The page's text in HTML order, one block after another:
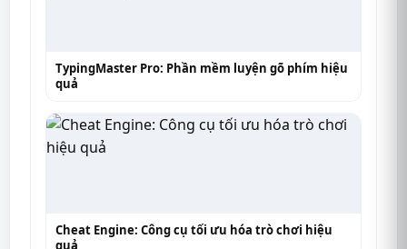
TypingMaster Pro: Phần mềm luyện gõ phím hiệu
quả
Cheat Engine: Công cụ tối ưu hóa trò chơi hiệu
quả